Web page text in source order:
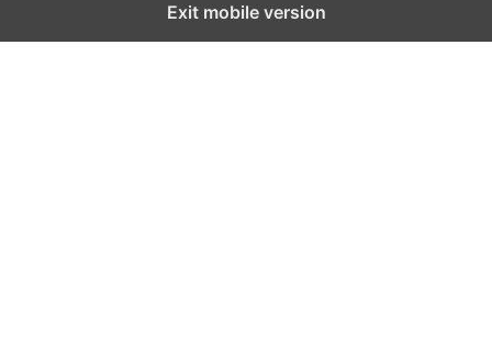
Exit mobile version